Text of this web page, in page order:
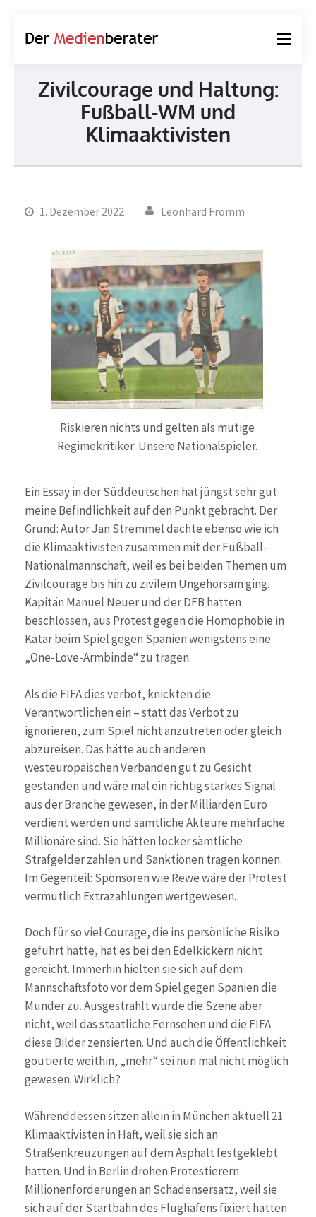
Zivilcourage und Haltung:
Fußball-WM und
Klimaaktivisten
1. Dezember 2022 Leonhard Fromm
Riskieren nichts und gelten als mutige
Regimekritiker: Unsere Nationalspieler.
Ein Essay in der Süddeutschen hat jüngst sehr gut
meine Befindlichkeit auf den Punkt gebracht. Der
Grund: Autor Jan Stremmel dachte ebenso wie ich
die Klimaaktivisten zusammen mit der Fußball-
Nationalmannschaft, weil es bei beiden Themen um
Zivilcourage bis hin zu zivilem Ungehorsam ging.
Kapitän Manuel Neuer und der DFB hatten
beschlossen, aus Protest gegen die Homophobie in
Katar beim Spiel gegen Spanien wenigstens eine
„One-Love-Armbinde“ zu tragen.
Als die FIFA dies verbot, knickten die
Verantwortlichen ein – statt das Verbot zu
ignorieren, zum Spiel nicht anzutreten oder gleich
abzureisen. Das hätte auch anderen
westeuropäischen Verbänden gut zu Gesicht
gestanden und wäre mal ein richtig starkes Signal
aus der Branche gewesen, in der Milliarden Euro
verdient werden und sämtliche Akteure mehrfache
Millionäre sind. Sie hätten locker sämtliche
Strafgelder zahlen und Sanktionen tragen können.
Im Gegenteil: Sponsoren wie Rewe wäre der Protest
vermutlich Extrazahlungen wertgewesen.
Doch für so viel Courage, die ins persönliche Risiko
geführt hätte, hat es bei den Edelkickern nicht
gereicht. Immerhin hielten sie sich auf dem
Mannschaftsfoto vor dem Spiel gegen Spanien die
Münder zu. Ausgestrahlt wurde die Szene aber
nicht, weil das staatliche Fernsehen und die FIFA
diese Bilder zensierten. Und auch die Öffentlichkeit
goutierte weithin, „mehr“ sei nun mal nicht möglich
gewesen. Wirklich?
Währenddessen sitzen allein in München aktuell 21
Klimaaktivisten in Haft, weil sie sich an
Straßenkreuzungen auf dem Asphalt festgeklebt
hatten. Und in Berlin drohen Protestierern
Millionenforderungen an Schadensersatz, weil sie
sich auf der Startbahn des Flughafens fixiert hatten.